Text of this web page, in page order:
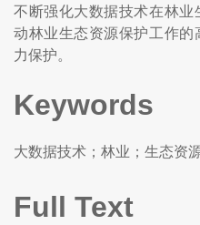
不断强化大数据技术在林
动林业生态资源保护工作
力保护。
Keywords
大数据技术；林业；生态资
Full Text